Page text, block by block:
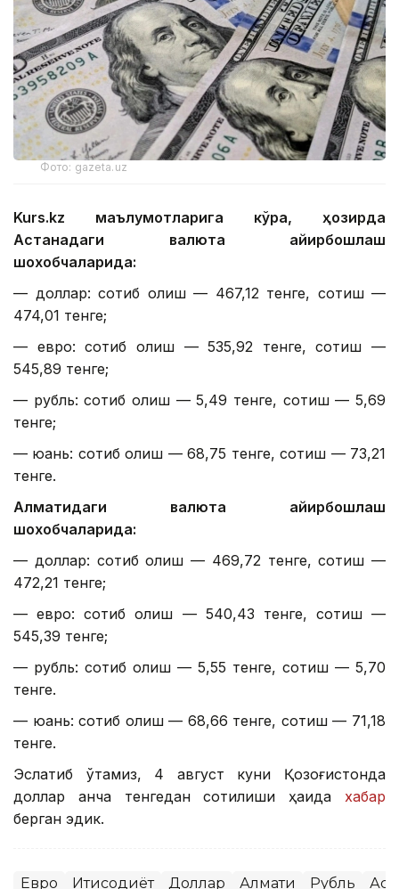
Фото: gazeta.uz
Kurs.kz маълумотларига кўра, ҳозирда
Астанадаги валюта айирбошлаш
шохобчаларида:
— доллар: сотиб олиш — 467,12 тенге, сотиш —
474,01 тенге;
— евро: сотиб олиш — 535,92 тенге, сотиш —
545,89 тенге;
— рубль: сотиб олиш — 5,49 тенге, сотиш — 5,69
тенге;
— юань: сотиб олиш — 68,75 тенге, сотиш — 73,21
тенге.
Алматидаги валюта айирбошлаш
шохобчаларида:
— доллар: сотиб олиш — 469,72 тенге, сотиш —
472,21 тенге;
— евро: сотиб олиш — 540,43 тенге, сотиш —
545,39 тенге;
— рубль: сотиб олиш — 5,55 тенге, сотиш — 5,70
тенге.
— юань: сотиб олиш — 68,66 тенге, сотиш — 71,18
тенге.
Эслатиб ўтамиз, 4 август куни Қозоғистонда
доллар қанча тенгедан сотилиши ҳақида хабар
берган эдик.
Евро Иқтисодиёт Доллар Алмати Рубль